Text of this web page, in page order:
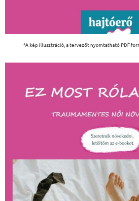
*A kép illusztráció, a tervezőt nyomtatható PDF